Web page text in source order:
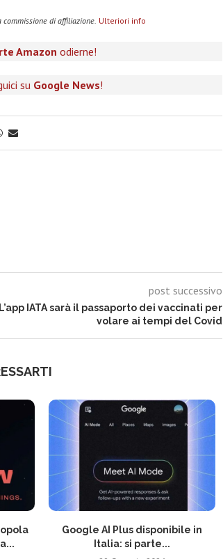
di affiliazione. Ulteriori info
Amazon odierne!
su Google News!
post successivo
L’app IATA sarà il passaporto dei vaccinati per
volare ai tempi del Covid
Google AI Plus disponibile in
Italia: si parte...